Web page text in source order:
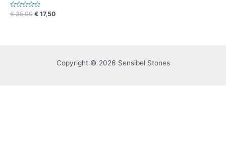
Waardering
€35,00 € 17,50
Copyright © 2026 Sensibel Stones